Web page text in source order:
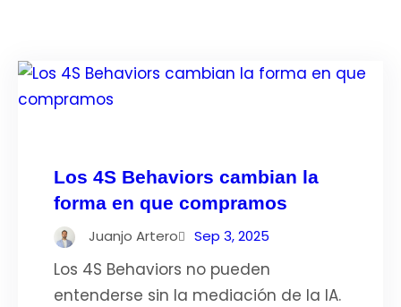
Los 4S Behaviors cambian la
forma en que compramos
Juanjo Artero Sep 3, 2025
Los 4S Behaviors no pueden
entenderse sin la mediación de la IA.